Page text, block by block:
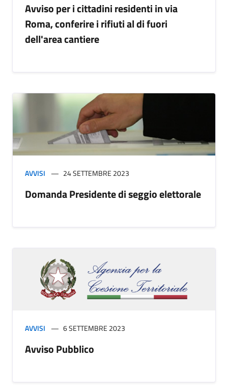
Avviso per i cittadini residenti in via
Roma, conferire i rifiuti al di fuori
dell'area cantiere
AVVISI 24 SETTEMBRE 2023
Domanda Presidente di seggio elettorale
AVVISI 6 SETTEMBRE 2023
Avviso Pubblico